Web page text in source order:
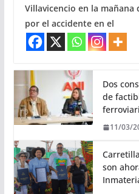
Villavicencio en la mañana
por el accidente en el
Dos
de
11/03/
son